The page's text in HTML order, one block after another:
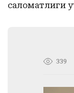
саломатлиги
339